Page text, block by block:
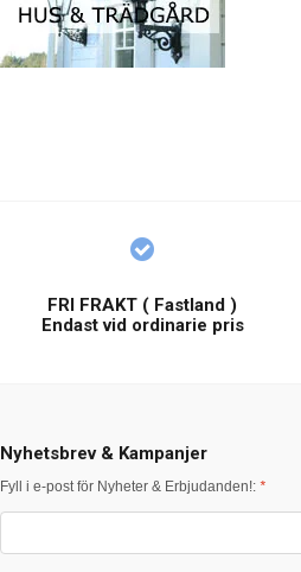
FRI FRAKT ( Fastland )
Endast vid ordinarie pris
Nyhetsbrev & Kampanjer
Fyll i e-post för Nyheter & Erbjudanden!: *